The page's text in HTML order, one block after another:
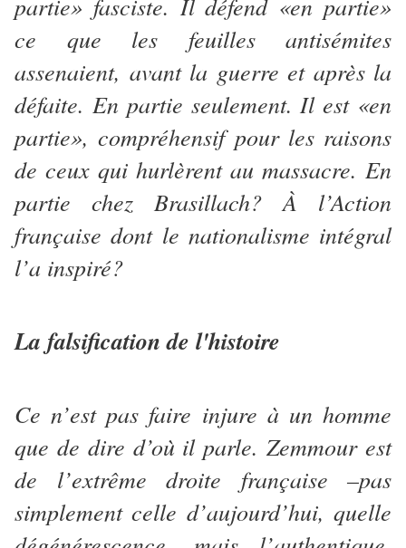
ce que les feuilles antisémites
assenaient, avant la guerre et après la
défaite. En partie seulement. Il est «en
partie», compréhensif pour les raisons
de ceux qui hurlèrent au massacre. En
partie chez Brasillach? À l’Action
française dont le nationalisme intégral
l’a inspiré?
La falsification de l'histoire
Ce n’est pas faire injure à un homme
que de dire d’où il parle. Zemmour est
de l’extrême droite française –pas
simplement celle d’aujourd’hui, quelle